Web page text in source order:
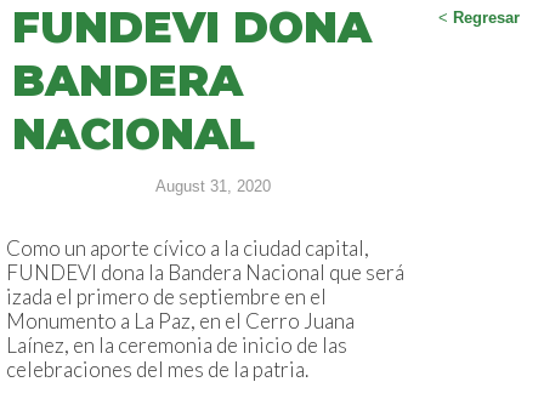
< Regresar
FUNDEVI DONA
BANDERA
NACIONAL
August 31, 2020
Como un aporte cívico a la ciudad capital,
FUNDEVI dona la Bandera Nacional que será
izada el primero de septiembre en el
Monumento a La Paz, en el Cerro Juana
Laínez, en la ceremonia de inicio de las
celebraciones del mes de la patria.